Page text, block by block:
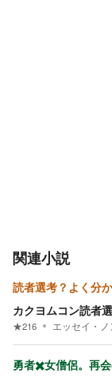
関連小説
読者選考？よく分
カクヨムコン読者
★216 エッセイ・
勇者✖️女僧侶。再会